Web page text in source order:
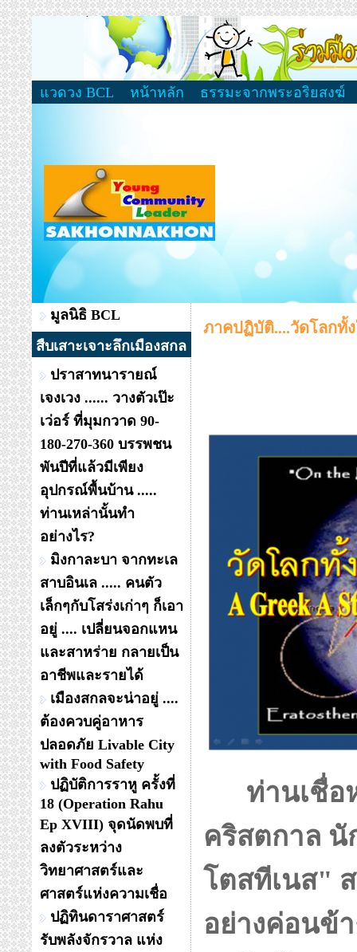
แวดวง BCL หน้าหลัก ธรรมะจากพระอริยสงฆ์
มูลนิธิ BCL
สืบเสาะเจาะลึกเมืองสกล
ปราสาทนารายณ์
เจงเวง ...... วางตัวเป๊ะ
เว่อร์ ที่มุมกวาด 90-
180-270-360 บรรพชน
พันปีที่แล้วมีเพียง
อุปกรณ์พื้นบ้าน .....
ท่านเหล่านั้นทำ
อย่างไร?
มิงกาละบา จากทะเล
สาบอินเล ..... คนตัว
เล็กๆกับโสร่งเก่าๆ ก็เอา
อยู่ .... เปลี่ยนจอกแหน
และสาหร่าย กลายเป็น
อาชีพและรายได้
เมืองสกลจะน่าอยู่ ....
ต้องควบคู่อาหาร
ปลอดภัย Livable City
with Food Safety
ปฏิบัติการราหู ครั้งที่
18 (Operation Rahu
Ep XVIII) จุดนัดพบที่
ลงตัวระหว่าง
วิทยาศาสตร์และ
ศาสตร์แห่งความเชื่อ
ปฏิทินดาราศาสตร์
รับพลังจักรวาล แห่ง
ภาคปฏิบัติ....วัดโลกทั้
ท่านเชื่อห
คริสตกาล
โตสทีเนส"
อย่างค่อนข้